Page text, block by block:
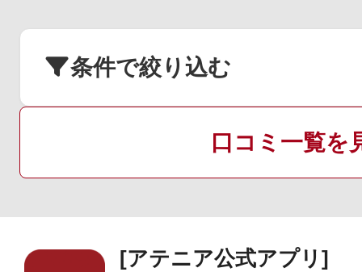
条件で絞り込む
口コミ一覧を
[アテニア公式アプリ]